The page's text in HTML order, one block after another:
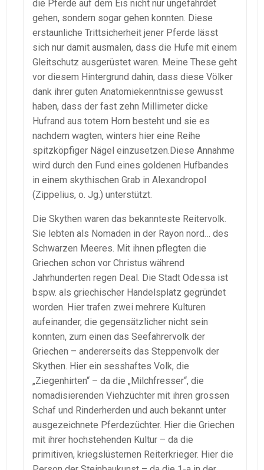
die Pferde auf dem Eis nicht nur ungefährdet
gehen, sondern sogar gehen konnten. Diese
erstaunliche Trittsicherheit jener Pferde lässt
sich nur damit ausmalen, dass die Hufe mit einem
Gleitschutz ausgerüstet waren. Meine These geht
vor diesem Hintergrund dahin, dass diese Völker
dank ihrer guten Anatomiekenntnisse gewusst
haben, dass der fast zehn Millimeter dicke
Hufrand aus totem Horn besteht und sie es
nachdem wagten, winters hier eine Reihe
spitzköpfiger Nägel einzusetzen.Diese Annahme
wird durch den Fund eines goldenen Hufbandes
in einem skythischen Grab in Alexandropol
(Zippelius, o. Jg.) unterstützt.
Die Skythen waren das bekannteste Reitervolk.
Sie lebten als Nomaden in der Rayon nord… des
Schwarzen Meeres. Mit ihnen pflegten die
Griechen schon vor Christus während
Jahrhunderten regen Deal. Die Stadt Odessa ist
bspw. als griechischer Handelsplatz gegründet
worden. Hier trafen zwei mehrere Kulturen
aufeinander, die gegensätzlicher nicht sein
konnten, zum einen das Seefahrervolk der
Griechen – andererseits das Steppenvolk der
Skythen. Hier ein sesshaftes Volk, die
„Ziegenhirten“ – da die „Milchfresser“, die
nomadisierenden Viehzüchter mit ihren grossen
Schaf und Rinderherden und auch bekannt unter
ausgezeichnete Pferdezüchter. Hier die Griechen
mit ihrer hochstehenden Kultur – da die
primitiven, kriegslüsternen Reiterkrieger. Hier die